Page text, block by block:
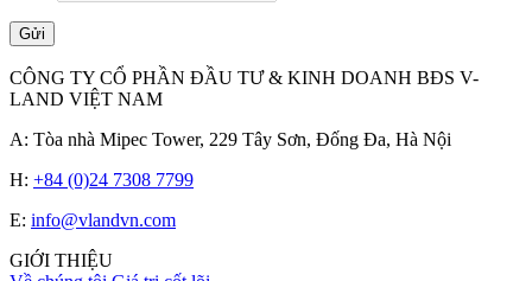
Gửi
CÔNG TY CỔ PHẦN ĐẦU TƯ & KINH DOANH BĐS V-
LAND VIỆT NAM
A: Tòa nhà Mipec Tower, 229 Tây Sơn, Đống Đa, Hà Nội
H: +84 (0)24 7308 7799
E: info@vlandvn.com
GIỚI THIỆU